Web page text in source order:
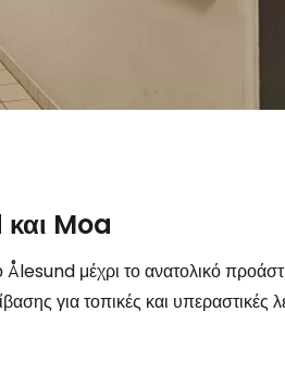
Moa
Ålesund μέχρι το ανατολικό
για τοπικές και υπεραστικές
στο